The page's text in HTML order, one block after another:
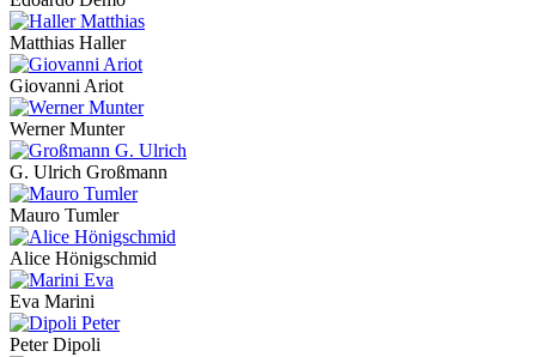
Matthias Haller
Giovanni Ariot
Werner Munter
G. Ulrich Großmann
Mauro Tumler
Alice Hönigschmid
Eva Marini
Peter Dipoli